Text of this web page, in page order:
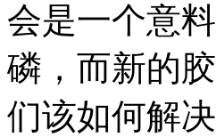
会是一个意
磷，而新的
们该如何解